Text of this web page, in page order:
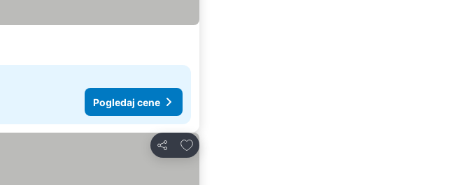
Pogledaj cene
Deli
Dodati u favorite